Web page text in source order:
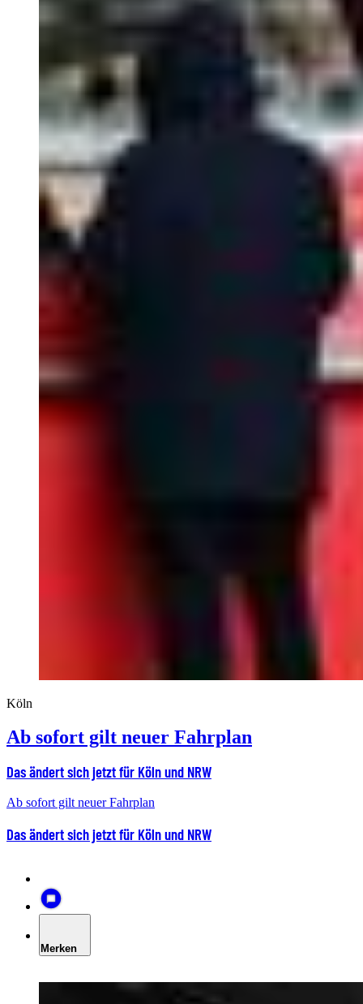
Köln
Ab sofort gilt neuer Fahrplan
Das ändert sich jetzt für Köln und NRW
Ab sofort gilt neuer Fahrplan
Das ändert sich jetzt für Köln und NRW
Merken